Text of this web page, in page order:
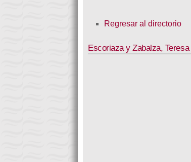
Regresar al directorio
Escoriaza y Zabalza, Teresa